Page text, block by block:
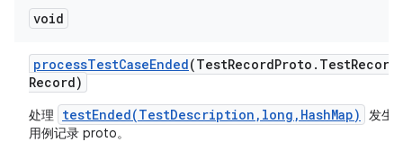
void
processTestCaseEnded(TestRecordProto . Test
Record)
处理 testEnded(TestDescription,long,HashMap)
发生
用例记录 proto。